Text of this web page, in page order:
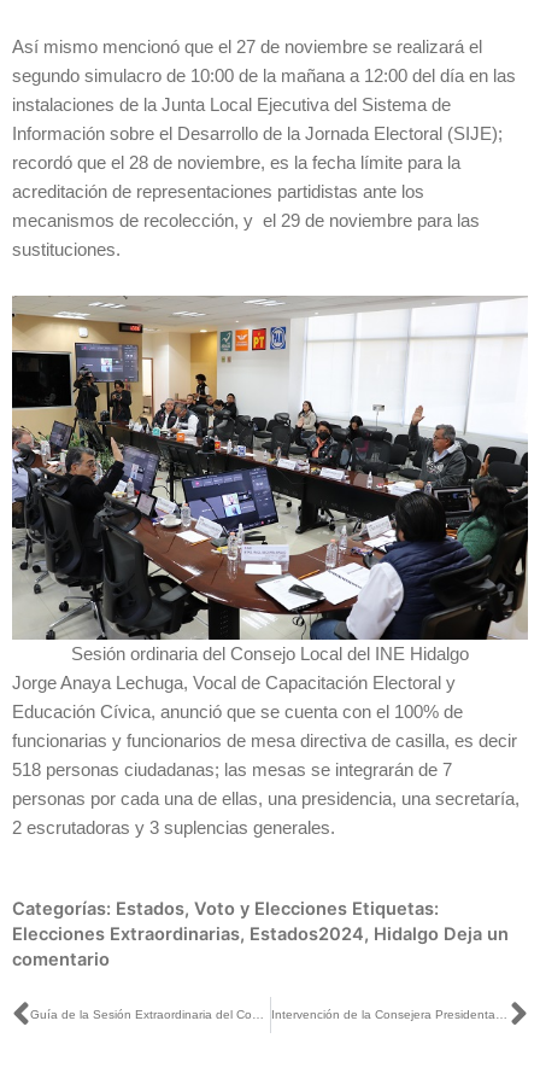
Así mismo mencionó que el 27 de noviembre se realizará el
segundo simulacro de 10:00 de la mañana a 12:00 del día en las
instalaciones de la Junta Local Ejecutiva del Sistema de
Información sobre el Desarrollo de la Jornada Electoral (SIJE);
recordó que el 28 de noviembre, es la fecha límite para la
acreditación de representaciones partidistas ante los
mecanismos de recolección, y el 29 de noviembre para las
sustituciones.
Sesión ordinaria del Consejo Local del INE Hidalgo
Jorge Anaya Lechuga, Vocal de Capacitación Electoral y
Educación Cívica, anunció que se cuenta con el 100% de
funcionarias y funcionarios de mesa directiva de casilla, es decir
518 personas ciudadanas; las mesas se integrarán de 7
personas por cada una de ellas, una presidencia, una secretaría,
2 escrutadoras y 3 suplencias generales.
Categorías: Estados, Voto y Elecciones Etiquetas:
Elecciones Extraordinarias, Estados2024, Hidalgo Deja un
comentario
Ant